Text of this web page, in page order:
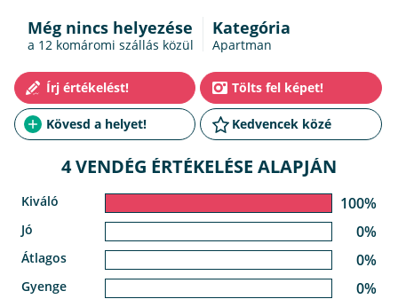
Még nincs helyezése
a 12 komáromi szállás közül
Kategória
Apartman
4 VENDÉG ÉRTÉKELÉSE ALAPJÁN
Kiváló 100%
Jó 0%
Átlagos 0%
Gyenge 0%